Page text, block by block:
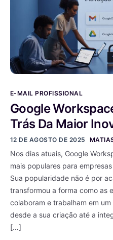
E-MAIL PROFISSIONAL
Google
Trás Da Maior
12 DE AGOSTO DE 2025
Nos dias atuais, Google
mais populares para
Sua popularidade não é por
transformou a forma como as
colaboram e trabalham em
desde a sua criação até a
[…]